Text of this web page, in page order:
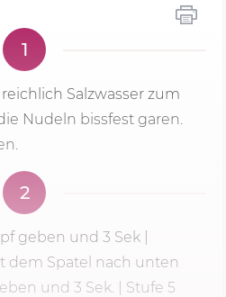
1
Salzwasser zum
Nudeln bissfest garen.
2
geben und 3 Sek
dem Spatel nach unten
und 3 Sek. | Stufe 5